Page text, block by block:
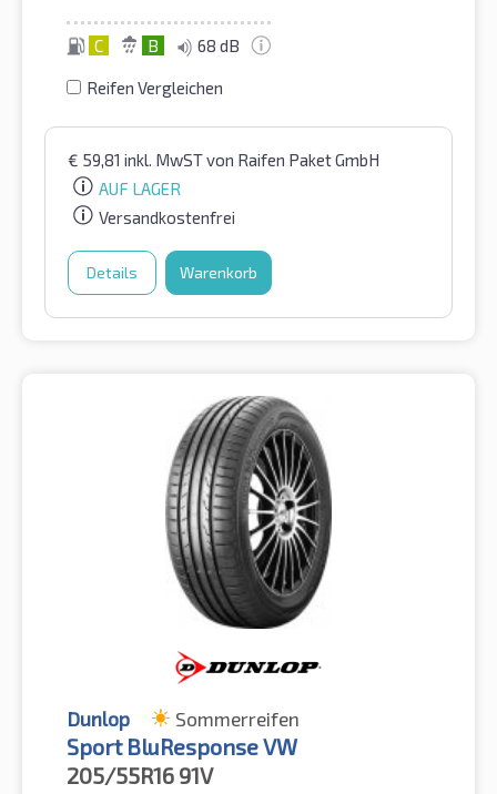
C B 68 dB
Reifen Vergleichen
€ 59,81 inkl. MwSTvon Raifen Paket GmbH
AUF LAGER
Versandkostenfrei
Details Warenkorb
Dunlop Sommerreifen
Sport BluResponse VW
205/55R16 91V